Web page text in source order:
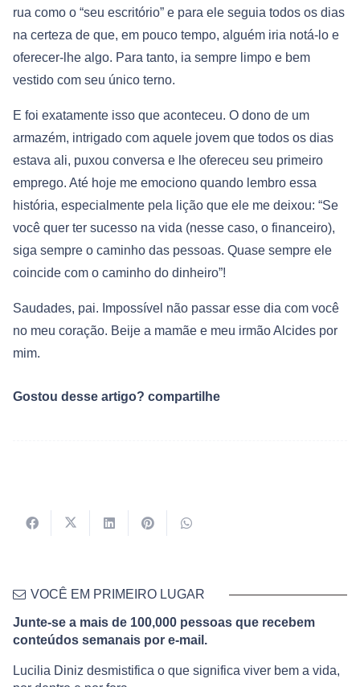
rua como o “seu escritório” e para ele seguia todos os dias
na certeza de que, em pouco tempo, alguém iria notá-lo e
oferecer-lhe algo. Para tanto, ia sempre limpo e bem
vestido com seu único terno.
E foi exatamente isso que aconteceu. O dono de um
armazém, intrigado com aquele jovem que todos os dias
estava ali, puxou conversa e lhe ofereceu seu primeiro
emprego. Até hoje me emociono quando lembro essa
história, especialmente pela lição que ele me deixou: “Se
você quer ter sucesso na vida (nesse caso, o financeiro),
siga sempre o caminho das pessoas. Quase sempre ele
coincide com o caminho do dinheiro”!
Saudades, pai. Impossível não passar esse dia com você
no meu coração. Beije a mamãe e meu irmão Alcides por
mim.
Gostou desse artigo? compartilhe
VOCÊ EM PRIMEIRO LUGAR
Junte-se a mais de 100,000 pessoas que recebem
conteúdos semanais por e-mail.
Lucilia Diniz desmistifica o que significa viver bem a vida,